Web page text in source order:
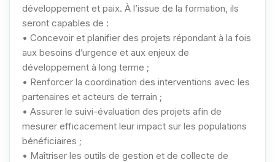
développement et paix. À l’issue de la formation, ils
seront capables de :
• Concevoir et planifier des projets répondant à la fois
aux besoins d’urgence et aux enjeux de
développement à long terme ;
• Renforcer la coordination des interventions avec les
partenaires et acteurs de terrain ;
• Assurer le suivi-évaluation des projets afin de
mesurer efficacement leur impact sur les populations
bénéficiaires ;
• Maîtriser les outils de gestion et de collecte de